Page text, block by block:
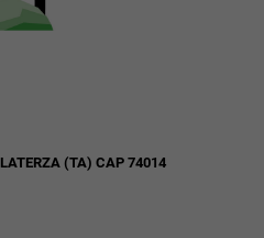
LATERZA (TA) CAP 74014